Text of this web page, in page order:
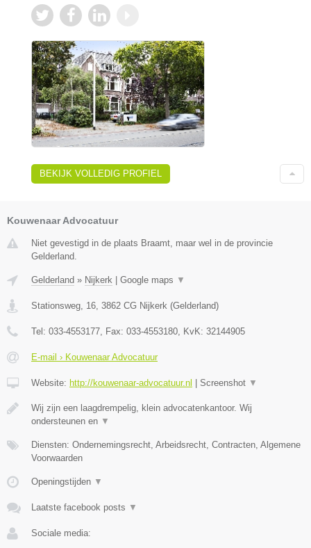
BEKIJK VOLLEDIG PROFIEL
Kouwenaar Advocatuur
Niet gevestigd in de plaats Braamt, maar wel in de provincie
Gelderland.
Gelderland » Nijkerk Google maps ▼
Stationsweg, 16, 3862 CG Nijkerk (Gelderland)
Tel: 033-4553177, Fax: 033-4553180, KvK: 32144905
E-mail › Kouwenaar Advocatuur
Website: http://kouwenaar-advocatuur.nl Screenshot ▼
Wij zijn een laagdrempelig, klein advocatenkantoor. Wij
ondersteunen en ▼
Diensten: Ondernemingsrecht, Arbeidsrecht, Contracten, Algemene
Voorwaarden
Openingstijden ▼
Laatste facebook posts ▼
Sociale media: